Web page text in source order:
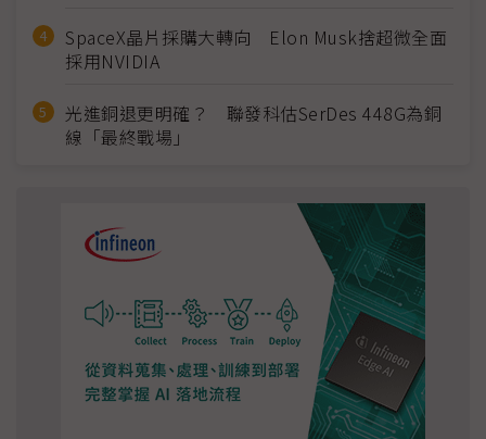
SpaceX晶片採購大轉向 Elon Musk捨超微全面
採用NVIDIA
光進銅退更明確？ 聯發科估SerDes 448G為銅
線「最終戰場」